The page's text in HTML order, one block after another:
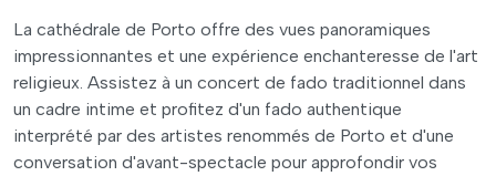
La cathédrale de Porto offre des vues panoramiques
impressionnantes et une expérience enchanteresse de l'art
religieux. Assistez à un concert de fado traditionnel dans
un cadre intime et profitez d'un fado authentique
interprété par des artistes renommés de Porto et d'une
conversation d'avant-spectacle pour approfondir vos